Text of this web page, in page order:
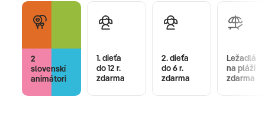
2
slovenskí
animátori
1. dieťa
do 12 r.
zdarma
2. dieťa
do 6 r.
zdarma
Ležadlá
na pláži
zdarma